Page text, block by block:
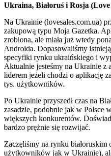
Ukraina, Białoruś i Rosja (Love
Na Ukrainie (lovesales.com.ua)
zakupową typu Moja Gazetka.
zrobiona, ale miała już wtedy
Androida. Dopasowaliśmy
specyfiki rynku ukraińskiego i
Aktualnie jesteśmy na Ukrainie z
liderem jeżeli chodzi o aplikację
tys. użytkowników.
Po Ukrainie przyszedł czas na
zasadzie, podobnie jak w Polsce
większych konkurentów.
bardzo prężnie się rozwijać.
Zaczęliśmy na rynku białoruskim
użytkowników jak w Ukrainie),